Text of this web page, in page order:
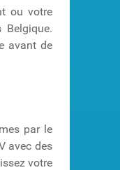
ou votre
avant de
par le
avec des
votre